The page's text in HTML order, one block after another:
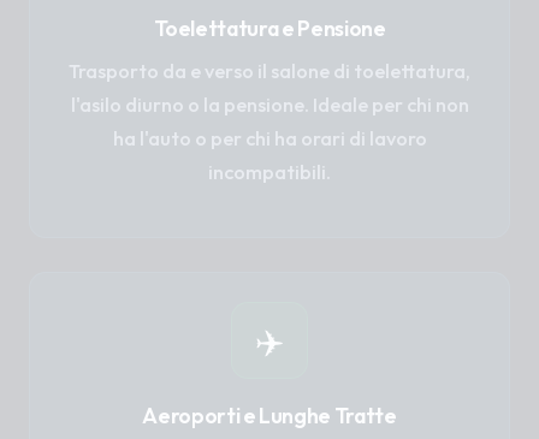
Toelettatura e Pensione
Trasporto da e verso il salone di toelettatura,
l'asilo diurno o la pensione. Ideale per chi non
ha l'auto o per chi ha orari di lavoro
incompatibili.
✈️
Aeroporti e Lunghe Tratte